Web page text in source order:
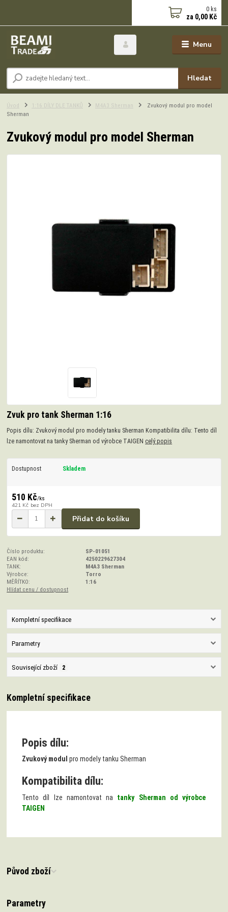
Menu
Hledat
0 ks
za 0,00 Kč
Úvod 1:16 DÍLY DLE TANKŮ M4A3 Sherman
Zvukový modul pro model
Sherman
Zvukový modul pro model Sherman
Zvuk pro tank Sherman 1:16
Popis dílu: Zvukový modul pro modely tanku Sherman Kompatibilita dílu: Tento díl
lze namontovat na tanky Sherman od výrobce TAIGEN celý popis
Dostupnost Skladem
510 Kč/ks
421 Kč bez DPH
Přidat do košíku
Číslo produktu:
SP-01051
EAN kód:
4250229627304
TANK:
M4A3 Sherman
Výrobce:
Torro
MĚŘÍTKO:
1:16
Hlídat cenu / dostupnost
Kompletní specifikace
Parametry
Související zboží 2
Kompletní specifikace
Popis dílu:
Zvukový modul pro modely tanku Sherman
Kompatibilita dílu:
Tento díl lze namontovat na tanky Sherman od výrobce
TAIGEN
Původ zboží
Parametry